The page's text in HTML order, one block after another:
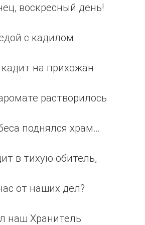
воскресный день!
с кадилом
на прихожан
растворилось
поднялся храм…
в тихую обитель,
от наших дел?
наш Хранитель